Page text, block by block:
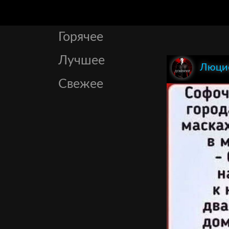
Горячее
Лучшее
Свежее